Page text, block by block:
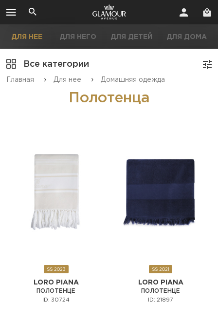
ДЛЯ НЕЕ ДЛЯ НЕГО ДЛЯ ДЕТЕЙ ДЛЯ ДОМА
Все категории
Главная › Для нее › Домашняя одежда
Полотенца
SS 2023
LORO PIANA
ПОЛОТЕНЦЕ
ID: 30724
SS 2021
LORO PIANA
ПОЛОТЕНЦЕ
ID: 21897